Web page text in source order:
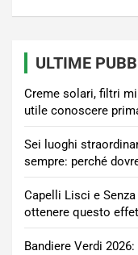
ULTIME
Creme solari, filtri
utile conoscere
Sei luoghi
sempre: perché
Capelli Lisci e
ottenere questo
Bandiere Verdi